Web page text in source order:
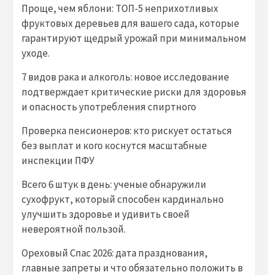
Проще, чем яблони: ТОП-5 неприхотливых
фруктовых деревьев для вашего сада, которые
гарантируют щедрый урожай при минимальном
уходе.
7 видов рака и алкоголь: новое исследование
подтверждает критические риски для здоровья
и опасность употребления спиртного
Проверка пенсионеров: кто рискует остаться
без выплат и кого коснутся масштабные
инспекции ПФУ
Всего 6 штук в день: ученые обнаружили
сухофрукт, который способен кардинально
улучшить здоровье и удивить своей
невероятной пользой.
Ореховый Спас 2026: дата празднования,
главные запреты и что обязательно положить в